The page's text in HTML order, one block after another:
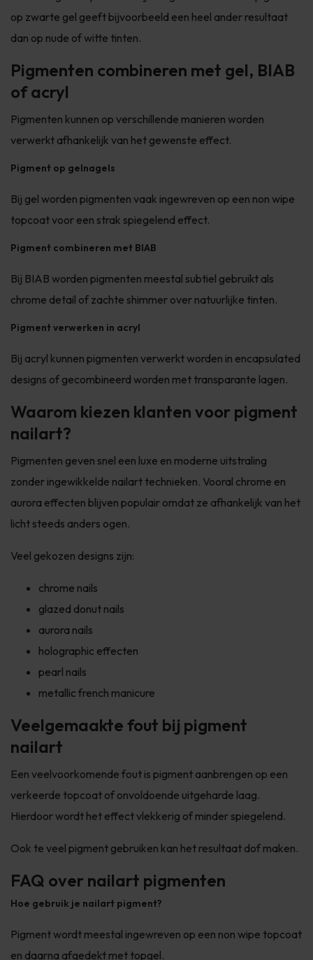
op zwarte gel geeft bijvoorbeeld een heel ander resultaat
dan op nude of witte tinten.
Pigmenten combineren met gel, BIAB
of acryl
Pigmenten kunnen op verschillende manieren worden
verwerkt afhankelijk van het gewenste effect.
Pigment op gelnagels
Bij gel worden pigmenten vaak ingewreven op een non wipe
topcoat voor een strak spiegelend effect.
Pigment combineren met BIAB
Bij BIAB worden pigmenten meestal subtiel gebruikt als
chrome detail of zachte shimmer over natuurlijke tinten.
Pigment verwerken in acryl
Bij acryl kunnen pigmenten verwerkt worden in encapsulated
designs of gecombineerd worden met transparante lagen.
Waarom kiezen klanten voor pigment
nailart?
Pigmenten geven snel een luxe en moderne uitstraling
zonder ingewikkelde nailart technieken. Vooral chrome en
aurora effecten blijven populair omdat ze afhankelijk van het
licht steeds anders ogen.
Veel gekozen designs zijn:
chrome nails
glazed donut nails
aurora nails
holographic effecten
pearl nails
metallic french manicure
Veelgemaakte fout bij pigment
nailart
Een veelvoorkomende fout is pigment aanbrengen op een
verkeerde topcoat of onvoldoende uitgeharde laag.
Hierdoor wordt het effect vlekkerig of minder spiegelend.
Ook te veel pigment gebruiken kan het resultaat dof maken.
FAQ over nailart pigmenten
Hoe gebruik je nailart pigment?
Pigment wordt meestal ingewreven op een non wipe topcoat
en daarna afgedekt met topgel.